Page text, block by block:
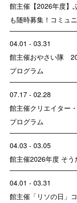
館主催 【2026年度
も随時募集！ コミュ
04.01 - 03.31
館主催おやさい隊
プログラム
07.17 - 02.28
館主催クリエイター
プログラム
04.03 - 03.05
館主催2026年度 そう
04.01 - 03.31
館主催 「リソの日」